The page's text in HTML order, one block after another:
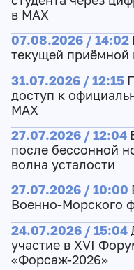
в МАХ
07.08.2026 / 14:02
текущей приёмной
31.07.2026 / 12:15
доступ к
МАХ
27.07.2026 / 12:04
после бессонной
волна усталости
27.07.2026 / 10:00
Военно-Морского
24.07.2026 / 15:04
участие в XVI
«Форсаж-2026»